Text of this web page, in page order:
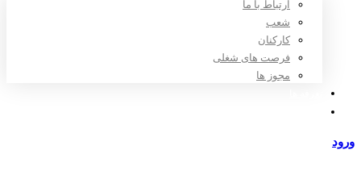
ارتباط با ما
شعب
کارکنان
فرصت های شغلی
مجوز ها
ورود